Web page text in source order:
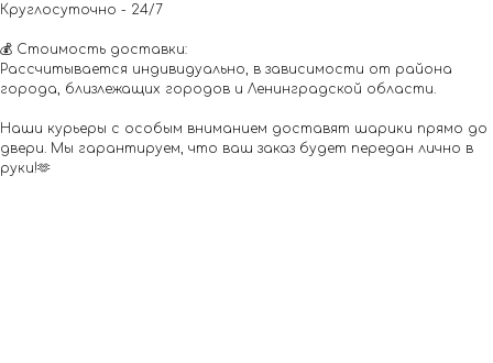
Круглосуточно - 24/7
💰 Стоимость доставки:
Рассчитывается индивидуально, в зависимости от района
города, близлежащих городов и Ленинградской области.
Наши курьеры с особым вниманием доставят шарики прямо до
двери. Мы гарантируем, что ваш заказ будет передан лично в
руки!🫶